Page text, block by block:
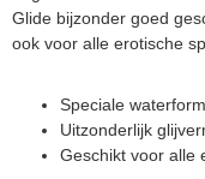
Glide bijzonder goed
ook voor alle erotische
Speciale
Uitzonderlijk
Geschikt voor alle